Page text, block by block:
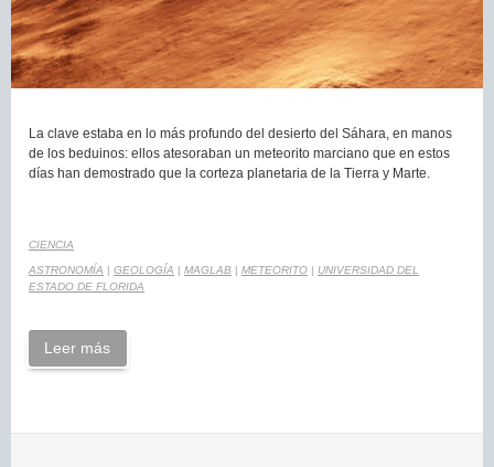
La clave estaba en lo más profundo del desierto del Sáhara, en manos
de los beduinos: ellos atesoraban un meteorito marciano que en estos
días han demostrado que la corteza planetaria de la Tierra y Marte.
CIENCIA
ASTRONOMÍA | GEOLOGÍA | MAGLAB | METEORITO | UNIVERSIDAD DEL
ESTADO DE FLORIDA
Leer más